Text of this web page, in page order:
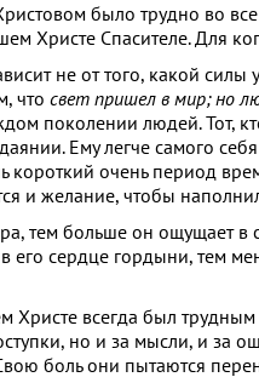
было трудно во
Христе Спасителе. Для
не от того, какой
что свет пришел в мир; но
поколении людей. Тот,
Ему легче самого
короткий очень период
и желание, чтобы
тем больше он ощущает в
его сердце гордыни, тем
Христе всегда был
но и за мысли, и
боль они пытаются